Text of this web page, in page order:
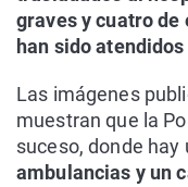
graves y cuatro de
han sido
Las imágenes
muestran que la
suceso, donde hay
ambulancias y un